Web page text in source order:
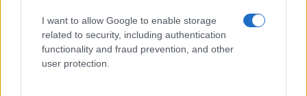
I want to allow Google to enable storage
related to security, including authentication
functionality and fraud prevention, and other
user protection.